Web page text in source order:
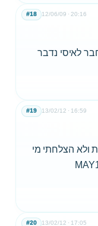
12/06/09 20:16
#18
לאיסי נדבר
13/02/12 16:59
#19
ולא הצלחתי מי
13/02/12 17:05
#20